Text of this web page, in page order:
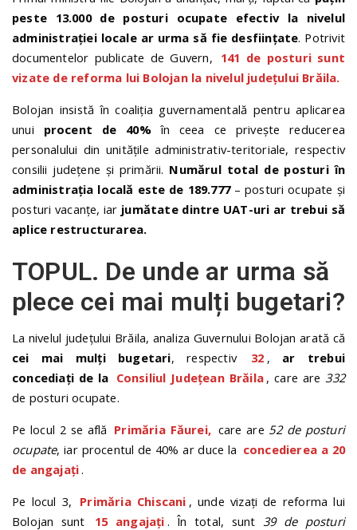
peste 13.000 de posturi ocupate efectiv la nivelul
administrației locale ar urma să fie desființate. Potrivit
documentelor publicate de Guvern, 141 de posturi sunt
vizate de reforma lui Bolojan la nivelul județului Brăila.
Bolojan insistă în coaliția guvernamentală pentru aplicarea
unui procent de 40%în ceea ce privește reducerea
personalului din unitățile administrativ-teritoriale, respectiv
consilii județene și primării. Numărul total de posturi în
administrația locală este de 189.777– posturi ocupate și
posturi vacanțe, iar jumătate dintre UAT-uri ar trebui să
aplice restructurarea.
TOPUL. De unde ar urma să
plece cei mai mulți bugetari?
La nivelul județului Brăila, analiza Guvernului Bolojan arată că
cei mai mulți bugetari, respectiv 32 , ar trebui
concediați de la Consiliul Județean Brăila , care are 332
de posturi ocupate.
Pe locul 2 se află Primăria Făurei, care are 52 de posturi
ocupate, iar procentul de 40% ar duce la concedierea a 20
de angajați.
Pe locul 3, Primăria Chiscani , unde vizați de reforma lui
Bolojan sunt
15 angajați . În total, sunt 39 de posturi